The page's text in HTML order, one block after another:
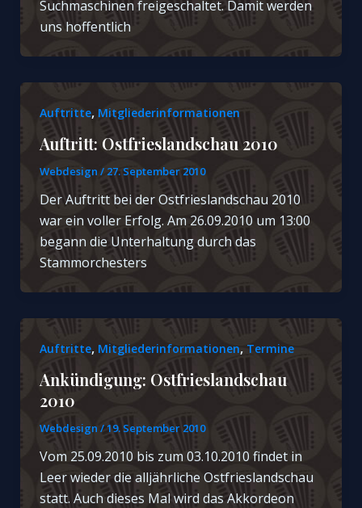
Suchmaschinen freigeschaltet. Damit werden
uns hoffentlich
Auftritte, Mitgliederinformationen
Auftritt: Ostfrieslandschau 2010
Webdesign / 27. September 2010
Der Auftritt bei der Ostfrieslandschau 2010
war ein voller Erfolg. Am 26.09.2010 um 13:00
begann die Unterhaltung durch das
Stammorchesters
Auftritte, Mitgliederinformationen, Termine
Ankündigung: Ostfrieslandschau
2010
Webdesign /19. September 2010
Vom 25.09.2010 bis zum 03.10.2010 findet in
Leer wieder die alljährliche Ostfrieslandschau
statt. Auch dieses Mal wird das Akkordeon